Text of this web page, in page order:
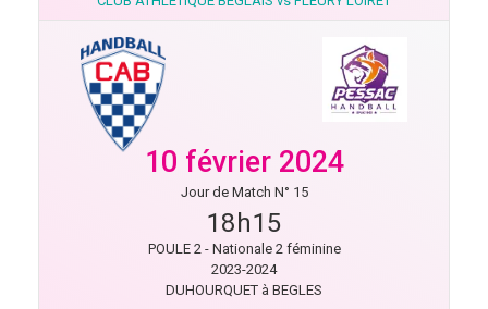
10 février 2024
Jour de Match N° 15
18h15
POULE 2 - Nationale 2 féminine
2023-2024
DUHOURQUET à BEGLES